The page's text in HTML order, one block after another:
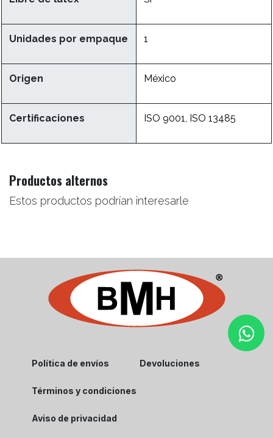
Unidades por empaque 1
Origen México
Certificaciones ISO 9001, ISO 13485
Productos alternos
Estos productos podrían interesarle
Política de envíos Devoluciones
Términos y condiciones
Aviso de privacidad